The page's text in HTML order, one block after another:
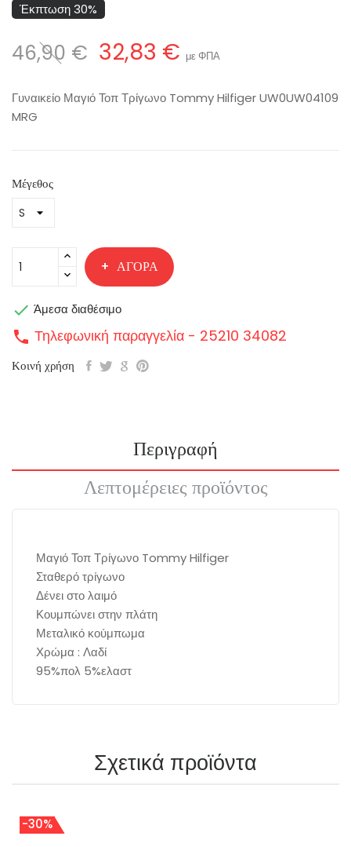
Έκπτωση 30%
46,90 € 32,83 € με ΦΠΑ
Γυναικείο Μαγιό Τοπ Τρίγωνο Tommy Hilfiger UW0UW04109
MRG
Μέγεθος
ΑΓΟΡΆ
 Άμεσα διαθέσιμο
call Τηλεφωνική παραγγελία - 25210 34082
Κοινή χρήση
Περιγραφή
Λεπτομέρειες προϊόντος
Μαγιό Τοπ Τρίγωνο Tommy Hilfiger
Σταθερό τρίγωνο
Δένει στο λαιμό
Κουμπώνει στην πλάτη
Μεταλικό κούμπωμα
Χρώμα : Λαδί
95%πολ 5%ελαστ
Σχετικά προϊόντα
-30%